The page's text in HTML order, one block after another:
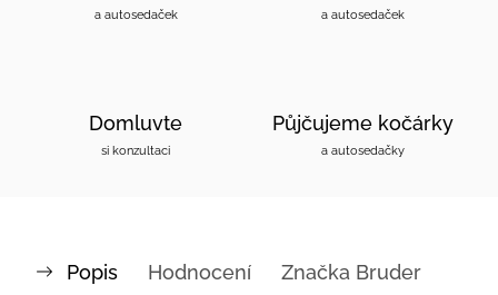
a autosedaček a autosedaček
Domluvte
si konzultaci
Půjčujeme kočárky
a autosedačky
Popis Hodnocení Značka Bruder